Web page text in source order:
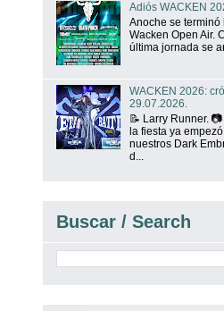
Adiós WACKEN
Anoche se
Wacken Open Air.
última jornada se
WACKEN 2026:
29.07.2026.
📝 Larry Runner.
la fiesta ya
nuestros Dark
d...
Buscar / Search